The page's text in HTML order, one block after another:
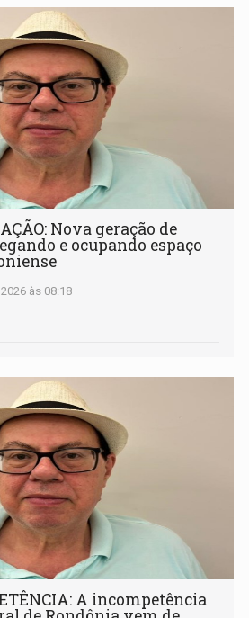
Nova geração de
e ocupando espaço
às 08:18
A incompetência